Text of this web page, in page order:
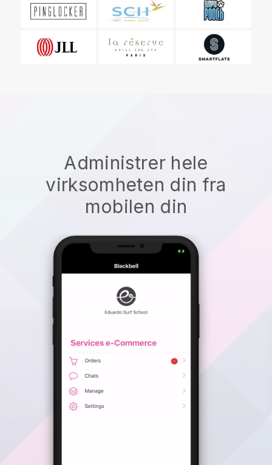
Administrer hele
virksomheten din fra
mobilen din